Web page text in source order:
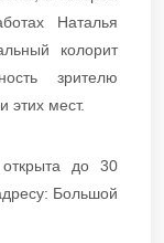
Наталья
колорит
зрителю
этих мест.
открыта до 30
Большой